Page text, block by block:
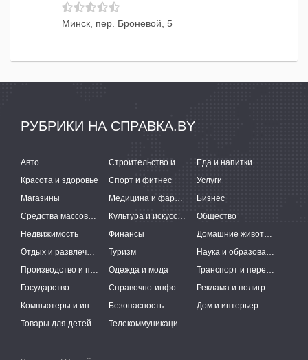
Минск, пер. Броневой, 5
РУБРИКИ НА СПРАВКА.BY
Авто Строительство и ремонт
Еда и напитки
Красота и здоровье
Спорт и фитнес
Услуги
Магазины
Медицина и фармацевтика
Бизнес
Средства массовой информации
Культура и искусство
Общество
Недвижимость
Финансы
Домашние животные
Отдых и развлечения
Туризм
Наука и образование
Производство и поставки
Одежда и мода
Транспорт и перевозки
Государство
Справочно-информационные системы
Реклама и полиграфия
Компьютеры и интернет
Безопасность
Дом и интерьер
Товары для детей
Телекоммуникации и связь